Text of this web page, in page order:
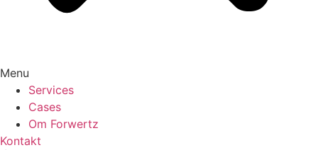
Menu
Services
Cases
Om Forwertz
Kontakt